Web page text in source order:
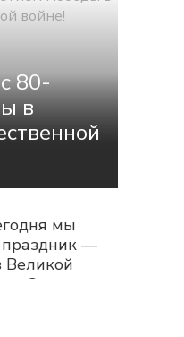
и
Почему
нагрузка на...
80-
в
мы
—
Этот день